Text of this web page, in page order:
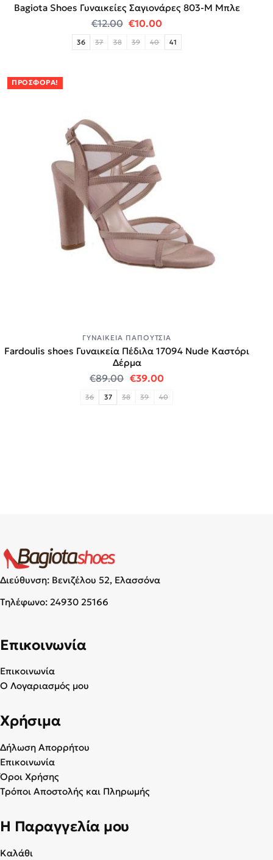
Bagiota Shoes Γυναικείες Σαγιονάρες 803-Μ Μπλε
€12.00 Original price was: €12.00.
€10.00Η τρέχουσα τιμή
36 37 38 39 40 41
ΠΡΟΣΦΟΡΆ!
ΓΥΝΑΙΚΕΊΑ ΠΑΠΟΎΤΣΙΑ
Fardoulis shoes Γυναικεία Πέδιλα 17094 Nude Καστόρι
Δέρμα
€89.00 Original price was: €89.00.
€39.00Η τρέχουσα τιμή
36 37 38 39 40
Διεύθυνση: Βενιζέλου 52, Ελασσόνα
Τηλέφωνο: 24930 25166
Επικοινωνία
Επικοινωνία
Ο Λογαριασμός μου
Χρήσιμα
Δήλωση Απορρήτου
Επικοινωνία
Όροι Χρήσης
Τρόποι Αποστολής και Πληρωμής
Η Παραγγελία μου
Καλάθι